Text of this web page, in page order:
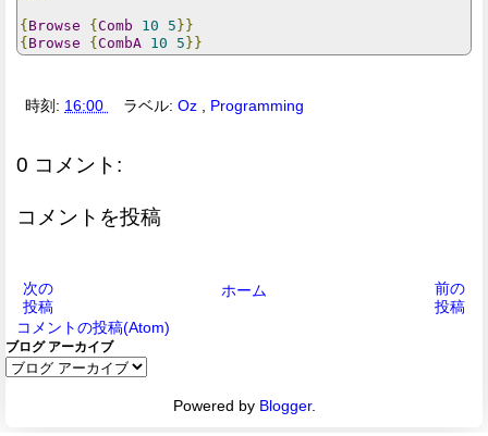
{ Browse { Comb 10 5 }}
{ Browse { CombA 10 5 }}
時刻: 16:00 ラベル:Oz Programming
0 コメント:
コメントを投稿
次の
投稿
前の
投稿
ホーム
コメントの投稿(Atom)
ブログ アーカイブ
Powered by Blogger.